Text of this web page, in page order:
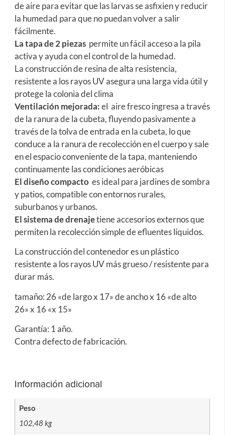
de aire para evitar que las larvas se asfixien y reducir
la humedad para que no puedan volver a salir
fácilmente.
La tapa de 2 piezaspermite un fácil acceso a la pila
activa y ayuda con el control de la humedad.
La construcción de resina de alta resistencia,
resistente a los rayos UV asegura una larga vida útil y
protege la colonia del clima
Ventilación mejorada:el aire fresco ingresa a través
de la ranura de la cubeta, fluyendo pasivamente a
través de la tolva de entrada en la cubeta, lo que
conduce a la ranura de recolección en el cuerpo y sale
en el espacio conveniente de la tapa, manteniendo
continuamente las condiciones aeróbicas
El diseño compacto es ideal para jardines de sombra
y patios, compatible con entornos rurales,
suburbanos y urbanos.
El sistema de drenajetiene accesorios externos que
permiten la recolección simple de efluentes líquidos.
La construcción del contenedor es un plástico
resistente a los rayos UV más grueso / resistente para
durar más.
tamaño: 26 «de largo x 17» de ancho x 16 «de alto
26» x 16 «x 15»
Garantía: 1 año.
Contra defecto de fabricación.
Información adicional
Peso
102,48 kg